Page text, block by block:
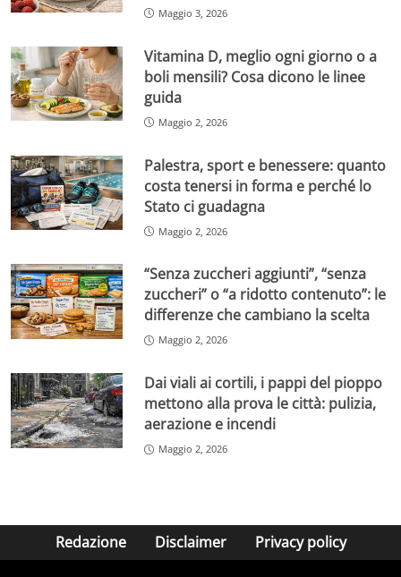
Maggio 3, 2026
Vitamina D, meglio ogni giorno o a
boli mensili? Cosa dicono le linee
guida
Maggio 2, 2026
Palestra, sport e benessere: quanto
costa tenersi in forma e perché lo
Stato ci guadagna
Maggio 2, 2026
“Senza zuccheri aggiunti”, “senza
zuccheri” o “a ridotto contenuto”: le
differenze che cambiano la scelta
Maggio 2, 2026
Dai viali ai cortili, i pappi del pioppo
mettono alla prova le città: pulizia,
aerazione e incendi
Maggio 2, 2026
Redazione Disclaimer Privacy policy